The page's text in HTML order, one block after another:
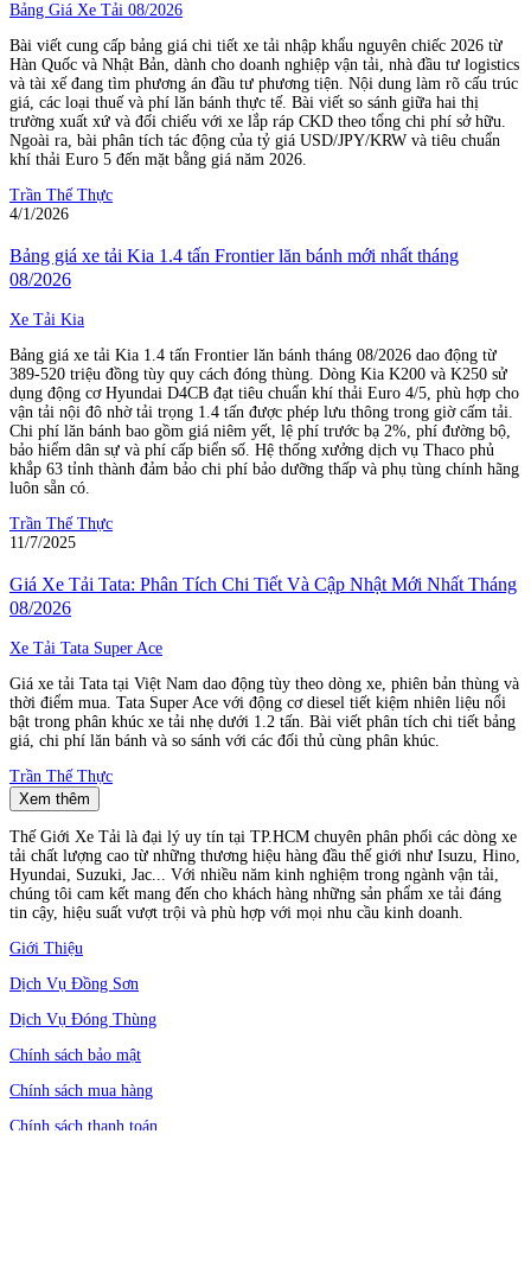
Bảng Giá Xe Tải 08/2026
Bài viết cung cấp bảng giá chi tiết xe tải nhập khẩu nguyên chiếc 2026 từ
Hàn Quốc và Nhật Bản, dành cho doanh nghiệp vận tải, nhà đầu tư logistics
và tài xế đang tìm phương án đầu tư phương tiện. Nội dung làm rõ cấu trúc
giá, các loại thuế và phí lăn bánh thực tế. Bài viết so sánh giữa hai thị
trường xuất xứ và đối chiếu với xe lắp ráp CKD theo tổng chi phí sở hữu.
Ngoài ra, bài phân tích tác động của tỷ giá USD/JPY/KRW và tiêu chuẩn
khí thải Euro 5 đến mặt bằng giá năm 2026.
Trần Thế Thực
4/1/2026
Bảng giá xe tải Kia 1.4 tấn Frontier lăn bánh mới nhất tháng
08/2026
Xe Tải Kia
Bảng giá xe tải Kia 1.4 tấn Frontier lăn bánh tháng 08/2026 dao động từ
389-520 triệu đồng tùy quy cách đóng thùng. Dòng Kia K200 và K250 sử
dụng động cơ Hyundai D4CB đạt tiêu chuẩn khí thải Euro 4/5, phù hợp cho
vận tải nội đô nhờ tải trọng 1.4 tấn được phép lưu thông trong giờ cấm tải.
Chi phí lăn bánh bao gồm giá niêm yết, lệ phí trước bạ 2%, phí đường bộ,
bảo hiểm dân sự và phí cấp biển số. Hệ thống xưởng dịch vụ Thaco phủ
khắp 63 tỉnh thành đảm bảo chi phí bảo dưỡng thấp và phụ tùng chính hãng
luôn sẵn có.
Trần Thế Thực
11/7/2025
Giá Xe Tải Tata: Phân Tích Chi Tiết Và Cập Nhật Mới Nhất Tháng
08/2026
Xe Tải Tata Super Ace
Giá xe tải Tata tại Việt Nam dao động tùy theo dòng xe, phiên bản thùng và
thời điểm mua. Tata Super Ace với động cơ diesel tiết kiệm nhiên liệu nổi
bật trong phân khúc xe tải nhẹ dưới 1.2 tấn. Bài viết phân tích chi tiết bảng
giá, chi phí lăn bánh và so sánh với các đối thủ cùng phân khúc.
Trần Thế Thực
Xem thêm
Thế Giới Xe Tải là đại lý uy tín tại TP.HCM chuyên phân phối các dòng xe
tải chất lượng cao từ những thương hiệu hàng đầu thế giới như Isuzu, Hino,
Hyundai, Suzuki, Jac... Với nhiều năm kinh nghiệm trong ngành vận tải,
chúng tôi cam kết mang đến cho khách hàng những sản phẩm xe tải đáng
tin cậy, hiệu suất vượt trội và phù hợp với mọi nhu cầu kinh doanh.
Giới Thiệu
Dịch Vụ Đồng Sơn
Dịch Vụ Đóng Thùng
Chính sách bảo mật
Chính sách mua hàng
Chính sách thanh toán